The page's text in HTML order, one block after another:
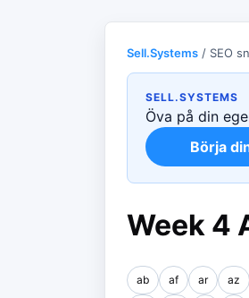
Sell.Systems / SEO
SELL.SYSTEMS
Öva på din
Börja
Week 4
ab af ar az